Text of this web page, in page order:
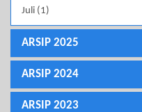
Juli (1)
ARSIP 2025
ARSIP 2024
ARSIP 2023